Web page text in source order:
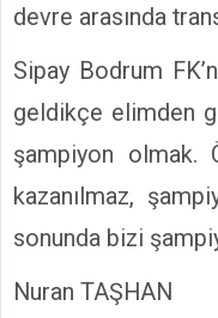
devre arasında
Sipay Bodrum
geldikçe elimden
şampiyon olmak.
kazanılmaz,
sonunda bizi
Nuran TAŞHAN